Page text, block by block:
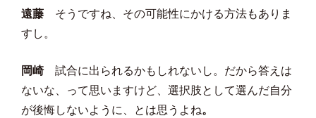
遠藤 そうですね、その可能性にかける方法もありま
すし。
岡崎 試合に出られるかもしれないし。だから答えは
ないな、って思いますけど、選択肢として選んだ自分
が後悔しないように、とは思うよね。